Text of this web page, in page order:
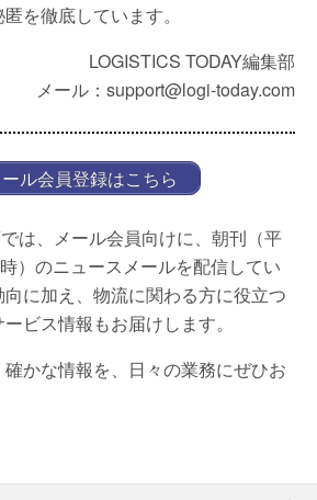
を徹底しています。
LOGISTICS TODAY編集部
メール：support@logi-today.com
ル会員登録はこちら
は、メール会員向けに、朝刊（平
）のニュースメールを配信してい
に加え、物流に関わる方に役立つ
ビス情報もお届けします。
かな情報を、日々の業務にぜひお